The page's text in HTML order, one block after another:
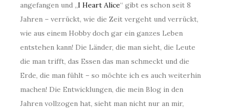
angefangen und „I Heart Alice“ gibt es schon seit 8
Jahren – verrückt, wie die Zeit vergeht und verrückt,
wie aus einem Hobby doch gar ein ganzes Leben
entstehen kann! Die Länder, die man sieht, die Leute
die man trifft, das Essen das man schmeckt und die
Erde, die man fühlt – so möchte ich es auch weiterhin
machen! Die Entwicklungen, die mein Blog in den
Jahren vollzogen hat, sieht man nicht nur an mir,